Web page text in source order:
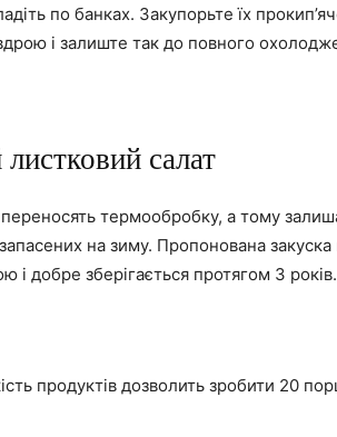
по банках. Закупорьте їх
і залиште так до повного
салат
термообробку, а тому
на зиму. Пропонована закуска
і добре зберігається протягом 3 років.
продуктів дозволить зробити 20